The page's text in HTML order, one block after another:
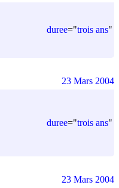
duree="trois ans"
duree="trois ans"
23 Mars 2004
23 Mars 2004